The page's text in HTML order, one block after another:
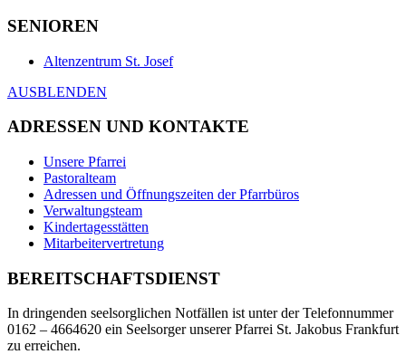
SENIOREN
Altenzentrum St. Josef
AUSBLENDEN
ADRESSEN UND KONTAKTE
Unsere Pfarrei
Pastoralteam
Adressen und Öffnungszeiten der Pfarrbüros
Verwaltungsteam
Kindertagesstätten
Mitarbeitervertretung
BEREITSCHAFTSDIENST
In dringenden seelsorglichen Notfällen ist unter der Telefonnummer
0162 – 4664620 ein Seelsorger unserer Pfarrei St. Jakobus Frankfurt
zu erreichen.